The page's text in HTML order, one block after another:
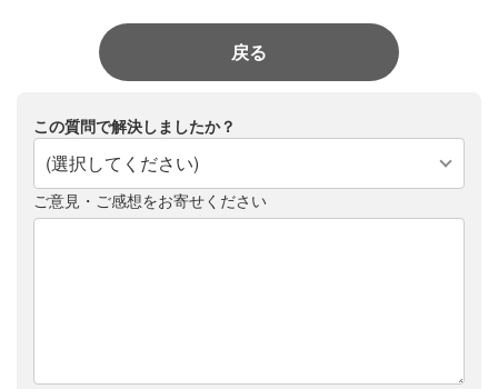
戻る
この質問で解決しましたか？
(選択してください)
ご意見・ご感想をお寄せください